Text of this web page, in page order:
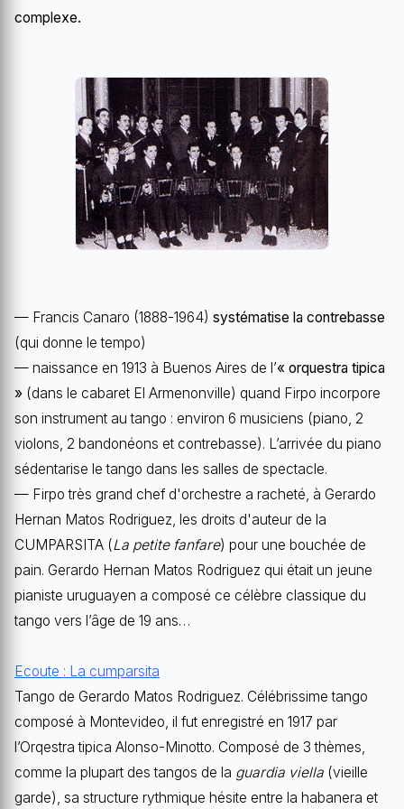
complexe.
— Francis Canaro (1888-1964) systématise la contrebasse
(qui donne le tempo)
— naissance en 1913 à Buenos Aires de l’« orquestra tipica
» (dans le cabaret El Armenonville) quand Firpo incorpore
son instrument au tango : environ 6 musiciens (piano, 2
violons, 2 bandonéons et contrebasse). L’arrivée du piano
sédentarise le tango dans les salles de spectacle.
— Firpo très grand chef d'orchestre a racheté, à Gerardo
Hernan Matos Rodriguez, les droits d'auteur de la
CUMPARSITA (La petite fanfare) pour une bouchée de
pain. Gerardo Hernan Matos Rodriguez qui était un jeune
pianiste uruguayen a composé ce célèbre classique du
tango vers l’âge de 19 ans…
Ecoute : La cumparsita
Tango de Gerardo Matos Rodriguez. Célébrissime tango
composé à Montevideo, il fut enregistré en 1917 par
l’Orqestra tipica Alonso-Minotto. Composé de 3 thèmes,
comme la plupart des tangos de la guardia viella (vieille
garde), sa structure rythmique hésite entre la habanera et